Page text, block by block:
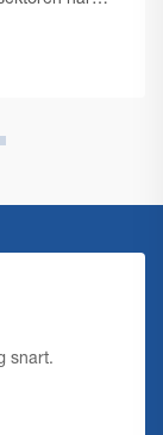
af gulv i
snart.